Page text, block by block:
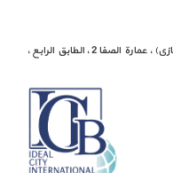
طهران ، الزعفرانية ، ساحة عاصف (اجازي) ، عمارة الصفا 2 ، الطابق الرابع ،